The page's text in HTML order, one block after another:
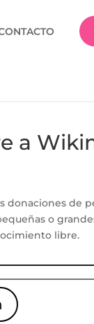
a
donaciones de
o
libre.